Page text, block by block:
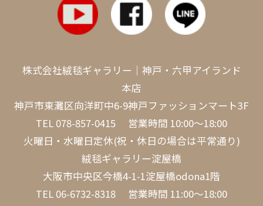
株式会社絨毯ギャラリー｜神戸・六甲アイランド
本店
神戸市東灘区向洋町中6-9神戸ファッションマート3F
TEL 078-857-0415 営業時間 10:00～18:00
火曜日・水曜日定休(祝・休日の場合は平常通り)
絨毯ギャラリー淀屋橋
大阪市中央区今橋4-1-1淀屋橋odona1階
TEL 06-6732-8318 営業時間 11:00～18:00